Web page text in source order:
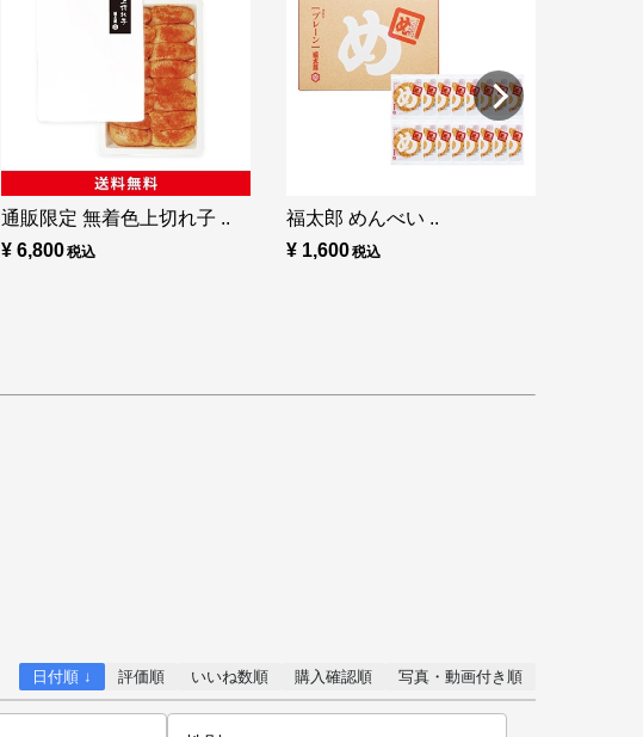
通販限定 無着色上切れ子 ..
¥ 6,800
福太郎 めんべい ..
¥ 1,600
日付順 ↓ 評価順 いいね数順 購入確認順 写真・動画付き順